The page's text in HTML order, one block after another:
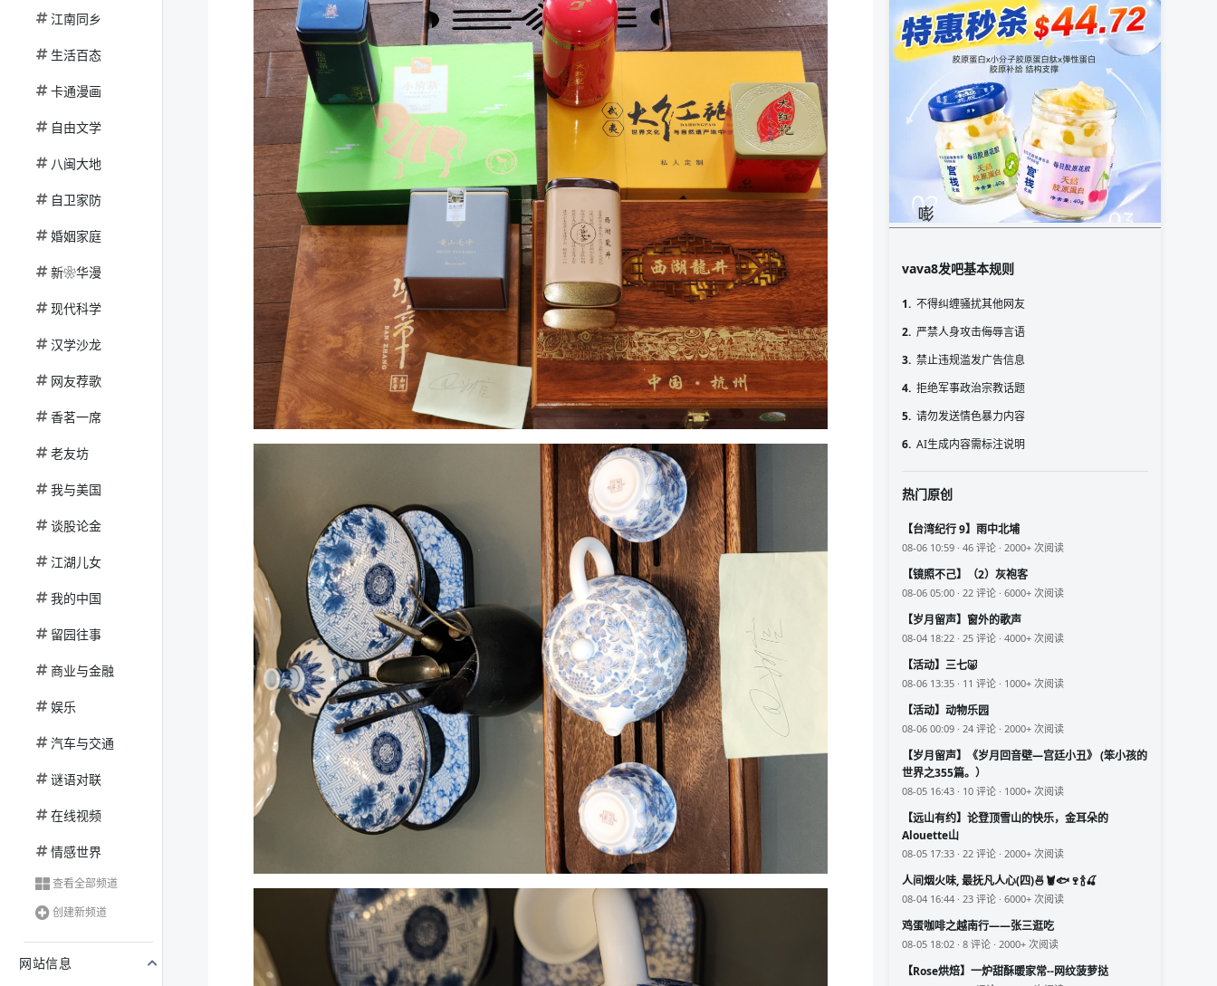
江南同乡
生活百态
卡通漫画
自由文学
八闽大地
自卫家防
婚姻家庭
新❀华漫
现代科学
汉学沙龙
网友荐歌
香茗一席
老友坊
我与美国
谈股论金
江湖儿女
我的中国
留园往事
商业与金融
娱乐
汽车与交通
谜语对联
在线视频
情感世界
查看全部频道
创建新频道
网站信息
vava8发吧基本规则
1. 不得纠缠骚扰其他网友
2. 严禁人身攻击侮辱言语
3. 禁止违规滥发广告信息
4. 拒绝军事政治宗教话题
5. 请勿发送情色暴力内容
6. AI生成内容需标注说明
热门原创
【台湾纪行 9】雨中北埔
08-06 10:59 · 46 评论 · 2000+ 次阅读
【镜照不己】（2）灰袍客
08-06 05:00 · 22 评论 · 6000+ 次阅读
【岁月留声】窗外的歌声
08-04 18:22 · 25 评论 · 4000+ 次阅读
【活动】三七🐷
08-06 13:35 · 11 评论 · 1000+ 次阅读
【活动】动物乐园
08-06 00:09 · 24 评论 · 2000+ 次阅读
【岁月留声】《岁月回音壁—宫廷小丑》 (笨小孩的
世界之355篇。）
08-05 16:43 · 10 评论 · 1000+ 次阅读
【远山有约】论登顶雪山的快乐，金耳朵的
Alouette山
08-05 17:33 · 22 评论 · 2000+ 次阅读
人间烟火味, 最抚凡人心(四)🍜🦞🐟🍷🍾🍒
08-04 16:44 · 23 评论 · 6000+ 次阅读
鸡蛋咖啡之越南行——张三逛吃
08-05 18:02 · 8 评论 · 2000+ 次阅读
【Rose烘焙】一炉甜酥暖家常--网纹菠萝挞